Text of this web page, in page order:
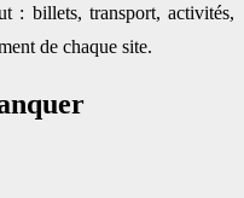
: billets, transport, activités,
de chaque site.